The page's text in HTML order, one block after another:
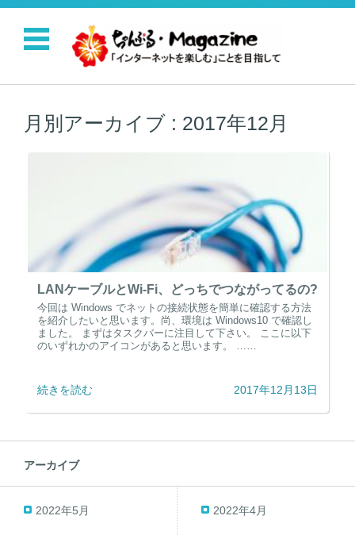
コンテンツに移動
月別アーカイブ : 2017年12月
LANケーブルとWi-Fi、どっちでつながってるの?
今回は Windows でネットの接続状態を簡単に確認する方法
を紹介したいと思います。尚、環境は Windows10 で確認し
ました。 まずはタスクバーに注目して下さい。 ここに以下
のいずれかのアイコンがあると思います。 ……
続きを読む 2017年12月13日
アーカイブ
2022年5月 2022年4月